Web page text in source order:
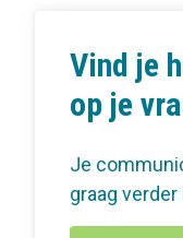
Vind je
op je
Je
graag